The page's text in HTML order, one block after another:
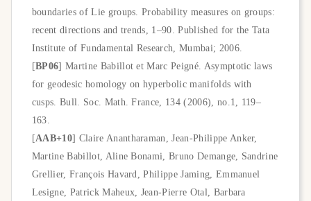
boundaries of Lie groups. Probability measures on groups:
recent directions and trends, 1–90. Published for the Tata
Institute of Fundamental Research, Mumbai; 2006.
[BP06] Martine Babillot et Marc Peigné. Asymptotic laws
for geodesic homology on hyperbolic manifolds with
cusps. Bull. Soc. Math. France, 134 (2006), no.1, 119–
163.
[AAB+10] Claire Anantharaman, Jean-Philippe Anker,
Martine Babillot, Aline Bonami, Bruno Demange, Sandrine
Grellier, François Havard, Philippe Jaming, Emmanuel
Lesigne, Patrick Maheux, Jean-Pierre Otal, Barbara